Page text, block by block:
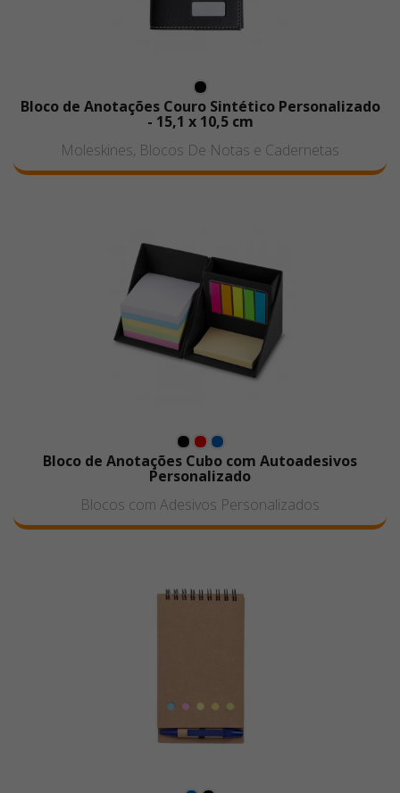
Bloco de Anotações Couro Sintético Personalizado
- 15,1 x 10,5 cm
Moleskines, Blocos De Notas e Cadernetas
Bloco de Anotações Cubo com Autoadesivos
Personalizado
Blocos com Adesivos Personalizados